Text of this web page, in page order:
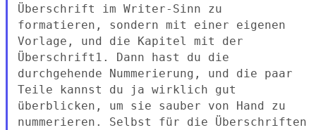
Überschrift im Writer-Sinn zu
formatieren, sondern mit einer eigenen
Vorlage, und die Kapitel mit der
Überschrift1. Dann hast du die
durchgehende Nummerierung, und die paar
Teile kannst du ja wirklich gut
überblicken, um sie sauber von Hand zu
nummerieren. Selbst für die Überschriften